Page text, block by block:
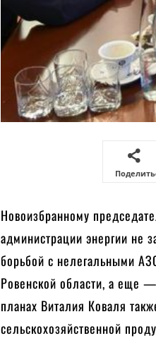
Новоизбранному
администрации энергии не
борьбой с нелегальными
Ровенской области, а еще
планах Виталия Коваля
сельскохозяйственной